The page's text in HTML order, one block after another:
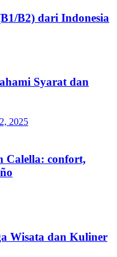
B2) dari Indonesia
Syarat dan
2025
Calella: confort,
Wisata dan Kuliner